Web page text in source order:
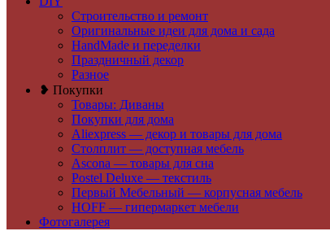
Строительство и ремонт
Оригинальные идеи для дома и сада
HandMade и переделки
Праздничный декор
Разное
❥ Покупки
Товары: Диваны
Покупки для дома
Aliexpress — декор и товары для дома
Столплит — доступная мебель
Ascona — товары для сна
Postel Deluxe — текстиль
Первый Мебельный — корпусная мебель
HOFF — гипермаркет мебели
Фотогалерея